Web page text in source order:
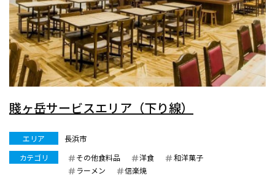
賤ヶ岳サービスエリア（下り線）
エリア
長浜市
カテゴリ
その他食料品 洋食
和洋菓子
ラーメン
信楽焼